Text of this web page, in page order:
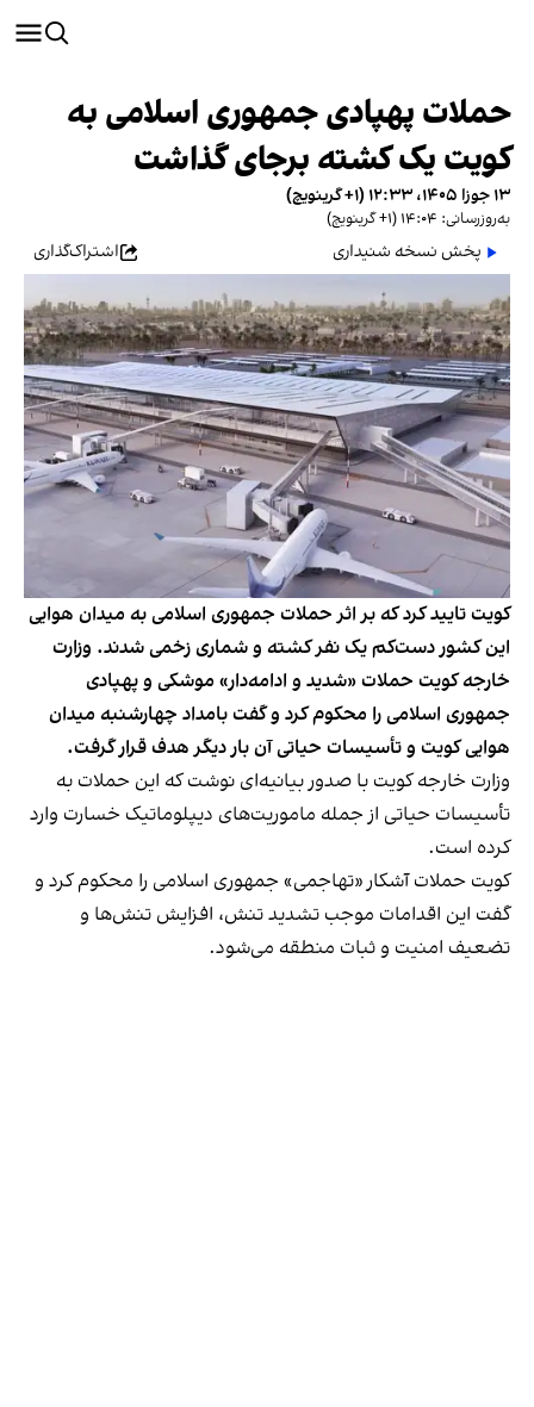
حملات پهپادی جمهوری اسلامی به
کویت یک کشته برجای گذاشت
۱۳ جوزا ۱۴۰۵، ۱۲:۳۳ (‎+۱ گرینویچ)
به‌روزرسانی: ۱۴:۰۴ (‎+۱ گرینویچ)
پخش نسخه شنیداری اشتراک‌گذاری
کویت تایید کرد که بر اثر حملات جمهوری اسلامی به میدان هوایی
این کشور دست‌کم یک نفر کشته و شماری زخمی شدند. وزارت
خارجه کویت حملات «شدید و ادامه‌دار» موشکی و پهپادی
جمهوری اسلامی را محکوم کرد و گفت بامداد چهارشنبه میدان
هوایی کویت و تأسیسات حیاتی آن بار دیگر هدف قرار گرفت.
وزارت خارجه کویت با صدور بیانیه‌ای نوشت که این حملات به
تأسیسات حیاتی از جمله ماموریت‌های دیپلوماتیک خسارت وارد
کرده است.
کویت حملات آشکار «تهاجمی» جمهوری اسلامی را محکوم کرد و
گفت این اقدامات موجب تشدید تنش، افزایش تنش‌ها و
تضعیف امنیت و ثبات منطقه می‌شود.